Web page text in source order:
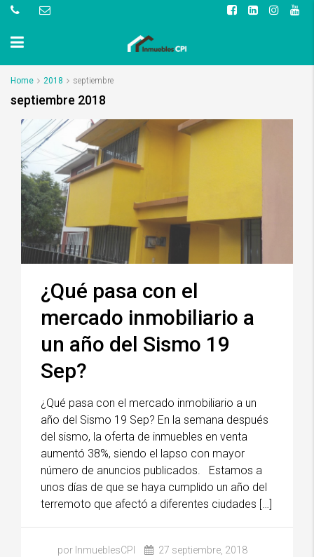
Home 2018 septiembre
septiembre 2018
¿Qué pasa con el
mercado inmobiliario a
un año del Sismo 19
Sep?
¿Qué pasa con el mercado inmobiliario a un
año del Sismo 19 Sep? En la semana después
del sismo, la oferta de inmuebles en venta
aumentó 38%, siendo el lapso con mayor
número de anuncios publicados. Estamos a
unos días de que se haya cumplido un año del
terremoto que afectó a diferentes ciudades […]
por InmueblesCPI
27 septiembre, 2018